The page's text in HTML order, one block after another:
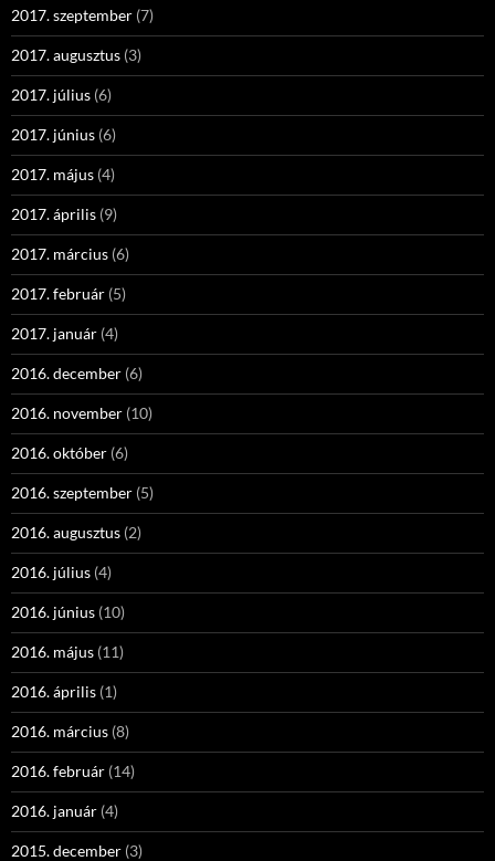
2017. szeptember (7)
2017. augusztus (3)
2017. július (6)
2017. június (6)
2017. május (4)
2017. április (9)
2017. március (6)
2017. február (5)
2017. január (4)
2016. december (6)
2016. november (10)
2016. október (6)
2016. szeptember (5)
2016. augusztus (2)
2016. július (4)
2016. június (10)
2016. május (11)
2016. április (1)
2016. március (8)
2016. február (14)
2016. január (4)
2015. december (3)